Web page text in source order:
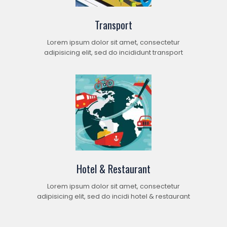
Transport
Lorem ipsum dolor sit amet, consectetur
adipisicing elit, sed do incididunt transport
Hotel & Restaurant
Lorem ipsum dolor sit amet, consectetur
adipisicing elit, sed do incidi hotel & restaurant